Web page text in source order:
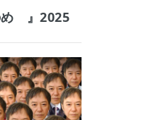
め゙』2025